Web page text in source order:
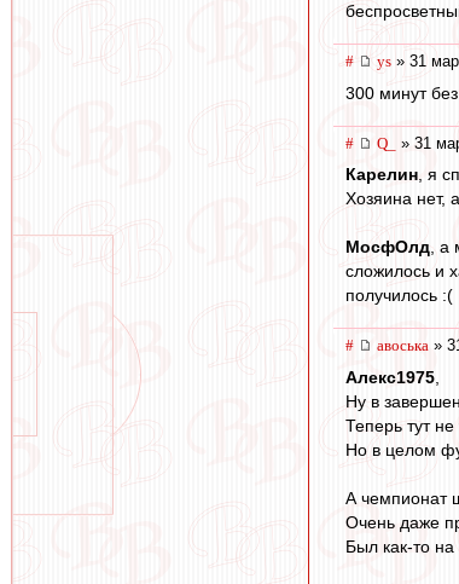
# ys » 31
300 минут
# Q_ » 31
Карелин, я
Хозяина нет,
МосфОлд, а
сложилось и
получилось :(
# авоська »
Алекс1975
Ну в
Теперь тут
Но в целом
А чемпионат
Очень даже
Был как-то